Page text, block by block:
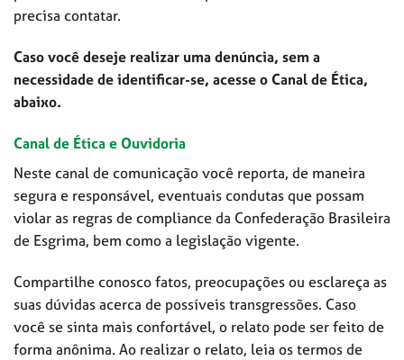
precisa contatar.
Caso você deseje realizar uma denúncia, sem a
necessidade de identificar-se, acesse o Canal de Ética,
abaixo.
Canal de Ética e Ouvidoria
Neste canal de comunicação você reporta, de maneira
segura e responsável, eventuais condutas que possam
violar as regras de compliance da Confederação Brasileira
de Esgrima, bem como a legislação vigente.
Compartilhe conosco fatos, preocupações ou esclareça as
suas dúvidas acerca de possíveis transgressões. Caso
você se sinta mais confortável, o relato pode ser feito de
forma anônima. Ao realizar o relato, leia os termos de